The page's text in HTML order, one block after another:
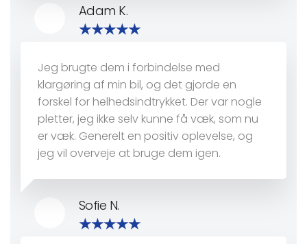
Adam K.
Jeg brugte dem i forbindelse med
klargøring af min bil, og det gjorde en
forskel for helhedsindtrykket. Der var nogle
pletter, jeg ikke selv kunne få væk, som nu
er væk. Generelt en positiv oplevelse, og
jeg vil overveje at bruge dem igen.
Sofie N.